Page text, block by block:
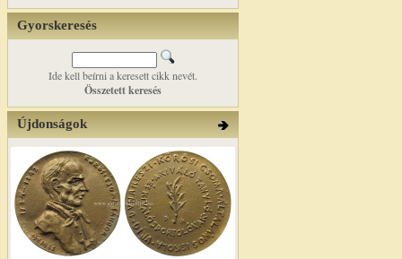
Gyorskeresés
Ide kell beírni a keresett cikk nevét.
Összetett keresés
Újdonságok